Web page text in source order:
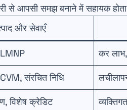
से आपसी समझ बनाने में सहायक
और सेवाएँ
कर
संरचित निधि
विशेष क्रेडिट